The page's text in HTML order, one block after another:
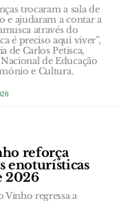
trocaram a sala de
e ajudaram a contar a
através do
é preciso aqui viver”,
de Carlos Petisca,
de Educação
e Cultura.
reforça
enoturísticas
2026
Vinho regressa a